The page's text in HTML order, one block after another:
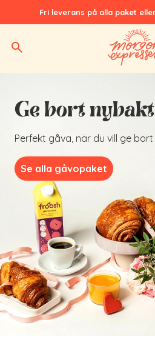
Fri leverans på alla paket
Hem
Ge bort nybakt
Perfekt gåva, när du vill ge
Se alla gåvopaket